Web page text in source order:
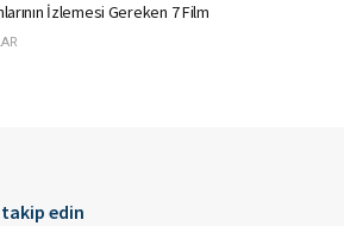
İzlemesi Gereken 7 Film
edin